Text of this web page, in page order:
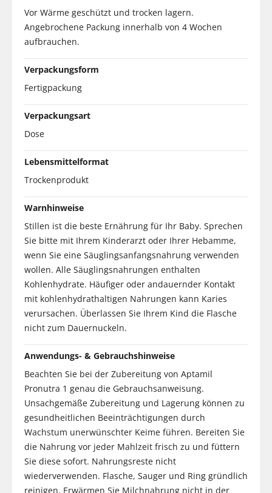
Vor Wärme geschützt und trocken lagern.
Angebrochene Packung innerhalb von 4 Wochen
aufbrauchen.
Verpackungsform
Fertigpackung
Verpackungsart
Dose
Lebensmittelformat
Trockenprodukt
Warnhinweise
Stillen ist die beste Ernährung für Ihr Baby. Sprechen
Sie bitte mit Ihrem Kinderarzt oder Ihrer Hebamme,
wenn Sie eine Säuglingsanfangsnahrung verwenden
wollen. Alle Säuglingsnahrungen enthalten
Kohlenhydrate. Häufiger oder andauernder Kontakt
mit kohlenhydrathaltigen Nahrungen kann Karies
verursachen. Überlassen Sie Ihrem Kind die Flasche
nicht zum Dauernuckeln.
Anwendungs- & Gebrauchshinweise
Beachten Sie bei der Zubereitung von Aptamil
Pronutra 1 genau die Gebrauchsanweisung.
Unsachgemäße Zubereitung und Lagerung können zu
gesundheitlichen Beeinträchtigungen durch
Wachstum unerwünschter Keime führen. Bereiten Sie
die Nahrung vor jeder Mahlzeit frisch zu und füttern
Sie diese sofort. Nahrungsreste nicht
wiederverwenden. Flasche, Sauger und Ring gründlich
reinigen. Erwärmen Sie Milchnahrung nicht in der